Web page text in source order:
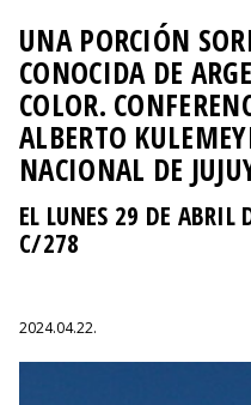
UNA PORCIÓN
CONOCIDA DE
COLOR.
ALBERTO
NACIONAL DE
EL LUNES 29 DE
C/278
2024.04.22.